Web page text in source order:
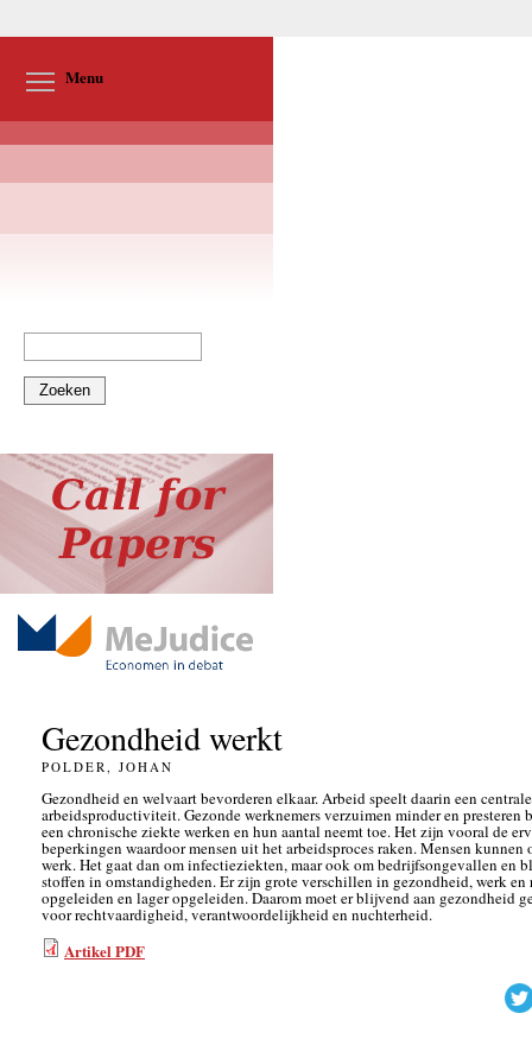
Menu
Zoeken
Gezondheid werkt
POLDER, JOHAN
Gezondheid en welvaart bevorderen elkaar. Arbeid speelt daarin een
arbeidsproductiviteit. Gezonde werknemers verzuimen minder en presteren
een chronische ziekte werken en hun aantal neemt toe. Het zijn vooral de
beperkingen waardoor mensen uit het arbeidsproces raken. Mensen
werk. Het gaat dan om infectieziekten, maar ook om bedrijfsongevallen en
stoffen in omstandigheden. Er zijn grote verschillen in gezondheid, werk en
opgeleiden en lager opgeleiden. Daarom moet er blijvend aan gezondheid
voor rechtvaardigheid, verantwoordelijkheid en nuchterheid.
Artikel PDF